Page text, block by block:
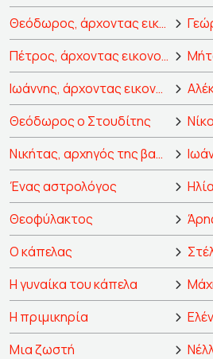
Θεόδωρος, άρχοντας εικονομάχος
Πέτρος, άρχοντας εικονομάχος
Ιωάννης, άρχοντας εικονομάχος
Θεόδωρος ο Στουδίτης
Νικήτας, αρχηγός της βασιλικής φρουράς
Ένας αστρολόγος
Θεοφύλακτος
Ο κάπελας
Η γυναίκα του κάπελα
Η πριμικηρία
Μια ζωστή